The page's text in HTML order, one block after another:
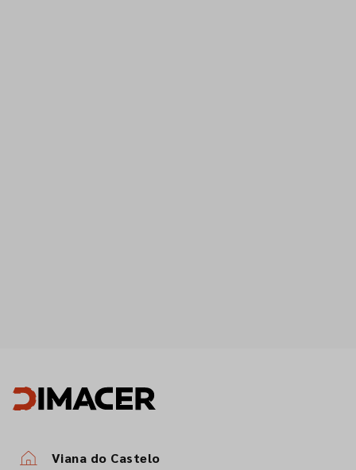
Viana do Castelo